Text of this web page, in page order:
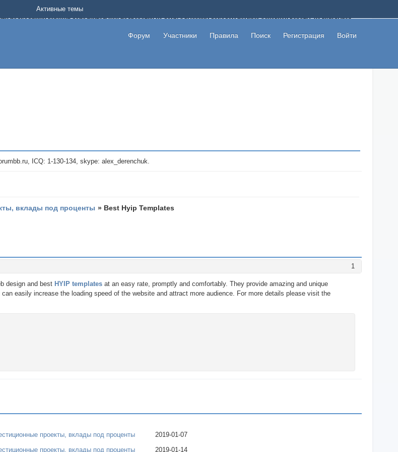
подходящий вариант дополнительной подработки на дому с высоким доходом помимо основной работы, не вкладывая
то указывайте в теме что это лохотрон, чтобы другие пользователи не попались на развод. Вы сможете начать зарабатывать
объявления со своими пригласительными ссылками и первая прибыль не заставит себя долго ждать.
Форум Участники Правила Поиск Регистрация Войти
Активные темы
ICQ: 1-130-134, skype: alex_derenchuk.
вклады под проценты » Best Hyip Templates
1
design and best HYIP templates at an easy rate, promptly and comfortably. They provide amazing and unique
easily increase the loading speed of the website and attract more audience. For more details please visit the
проекты, вклады под проценты
2019-01-07
проекты, вклады под проценты 2019-01-14